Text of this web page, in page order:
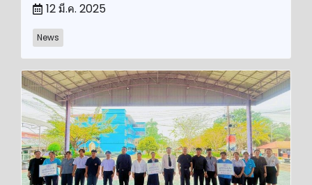
12 มี.ค. 2025
News